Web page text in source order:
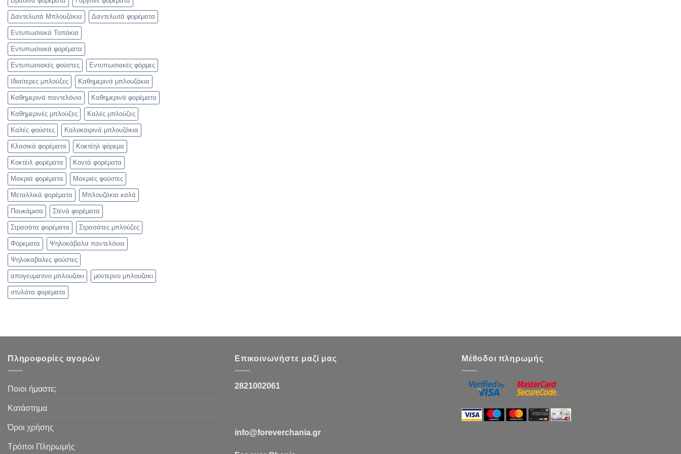
Δαντελωτά Μπλουζάκια Δαντελωτά φορέματα
Εντυπωσιακά Τοπάκια
Εντυπωσιακά φορέματα
Εντυπωσιακές φούστες Εντυπωσιακές φόρμες
Ιδιαίτερες μπλούζες Καθημερινά μπλουζάκια
Καθημερινά παντελόνια Καθημερινά φορέματα
Καθημερινές μπλούζες Καλές μπλούζες
Καλές φούστες Καλοκαιρινά μπλουζάκια
Κλασικά φορέματα Κοκτέηλ φόρεμα
Κοκτέιλ φορέματα Κοντά φορέματα
Μακριά φορέματα Μακριές φούστες
Μεταλλικά φορέματα Μπλουζάκια καλά
Πουκάμισα Στενά φορέματα
Στρασάτα φορέματα Στρασάτες μπλούζες
Φόρεματα Ψηλοκάβαλα παντελόνια
Ψηλοκαβαλες φούστες
απογευματινο μπλουζακι μοντερνο μπλουζακι
στυλάτα φορέματα
Πληροφορίες αγορών
Ποιοι ήμαστε;
Κατάστημα
Όροι χρήσης
Τρόποι Πληρωμής
Επικοινωνήστε μαζί μας
2821002061
info@foreverchania.gr
Μέθοδοι πληρωμής